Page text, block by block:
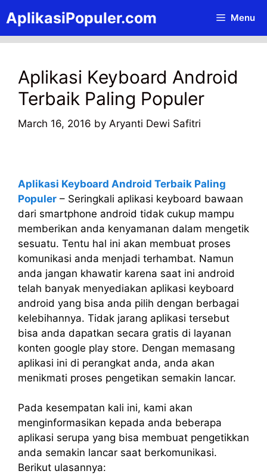
to
content
AplikasiPopuler.com Menu
Aplikasi Keyboard Android
Terbaik Paling Populer
March 16, 2016 by Aryanti Dewi Safitri
Aplikasi Keyboard Android Terbaik Paling
Populer – Seringkali aplikasi keyboard bawaan
dari smartphone android tidak cukup mampu
memberikan anda kenyamanan dalam mengetik
sesuatu. Tentu hal ini akan membuat proses
komunikasi anda menjadi terhambat. Namun
anda jangan khawatir karena saat ini android
telah banyak menyediakan aplikasi keyboard
android yang bisa anda pilih dengan berbagai
kelebihannya. Tidak jarang aplikasi tersebut
bisa anda dapatkan secara gratis di layanan
konten google play store. Dengan memasang
aplikasi ini di perangkat anda, anda akan
menikmati proses pengetikan semakin lancar.
Pada kesempatan kali ini, kami akan
menginformasikan kepada anda beberapa
aplikasi serupa yang bisa membuat pengetikkan
anda semakin lancar saat berkomunikasi.
Berikut ulasannya: